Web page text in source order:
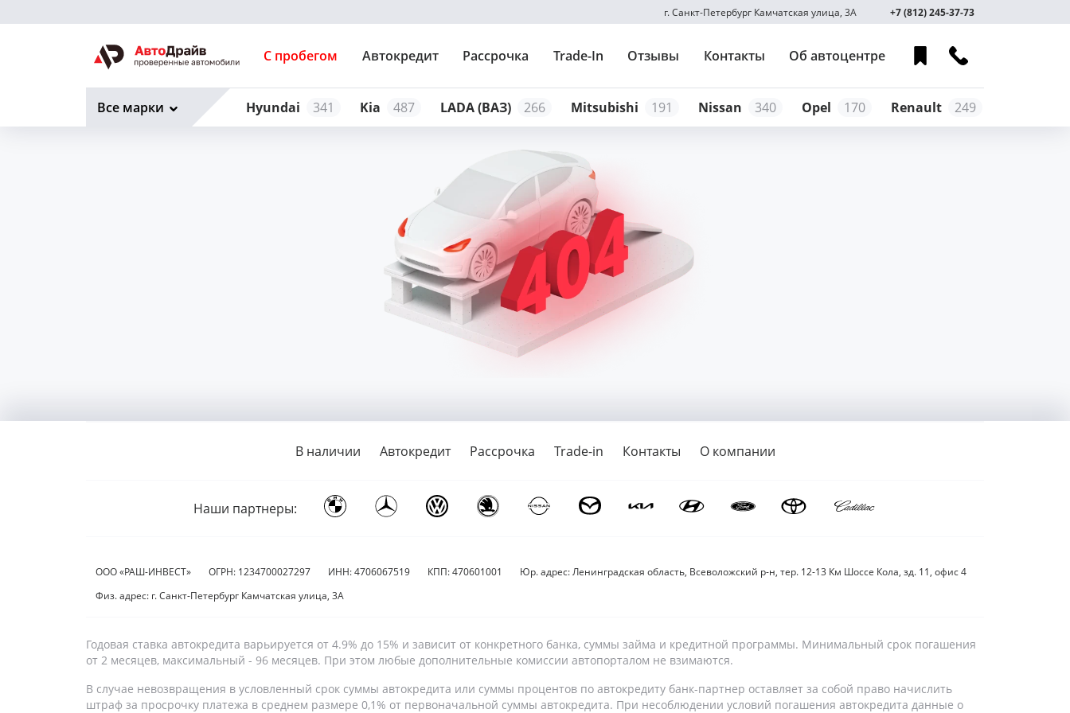
г. Санкт-Петербург Камчатская улица, 3А +7 (812) 245-37-73
С пробегом Автокредит Рассрочка Trade-In Отзывы Контакты Об автоцентре
Hyundai 341 Kia 487 LADA (ВАЗ) 266 Mitsubishi 191 Nissan 340 Opel 170 Renault 249
Все марки
В наличии Автокредит Рассрочка Trade-in Контакты О компании
Наши партнеры:
ООО «РАШ-ИНВЕСТ» ОГРН: 1234700027297 ИНН: 4706067519 КПП: 470601001
Юр. адрес: Ленинградская область, Всеволожский р-н, тер. 12-13 Км Шоссе Кола, зд. 11, офис 4
Физ. адрес: г. Санкт-Петербург Камчатская улица, 3А
Годовая ставка автокредита варьируется от 4.9% до 15% и зависит от конкретного банка, суммы займа и кредитной программы. Минимальный срок погашения
от 2 месяцев, максимальный - 96 месяцев. При этом любые дополнительные комиссии автопорталом не взимаются.
В случае невозвращения в условленный срок суммы автокредита или суммы процентов по автокредиту банк-партнер оставляет за собой право начислить
штраф за просрочку платежа в среднем размере 0,1% от первоначальной суммы автокредита. При несоблюдении условий погашения автокредита данные о